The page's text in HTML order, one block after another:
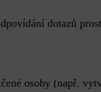
dotazů
osoby (např.